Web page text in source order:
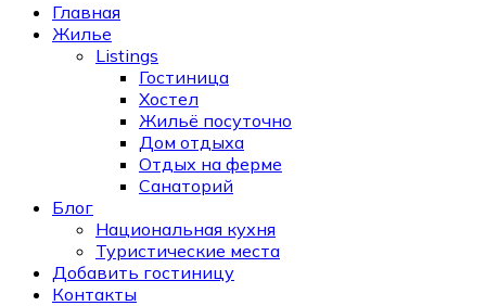
Главная
Жилье
Listings
Гостиница
Хостел
Жильё посуточно
Дом отдыха
Отдых на ферме
Санаторий
Блог
Национальная кухня
Туристические места
Добавить гостиницу
Контакты